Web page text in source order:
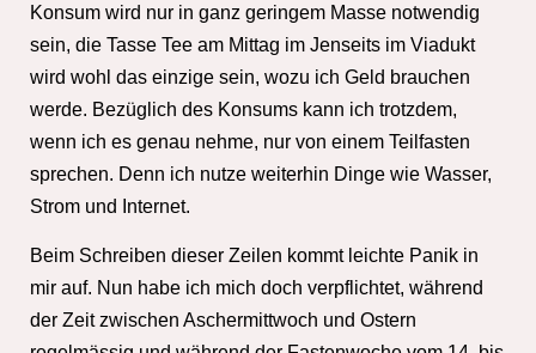
Konsum wird nur in ganz geringem Masse notwendig
sein, die Tasse Tee am Mittag im Jenseits im Viadukt
wird wohl das einzige sein, wozu ich Geld brauchen
werde. Bezüglich des Konsums kann ich trotzdem,
wenn ich es genau nehme, nur von einem Teilfasten
sprechen. Denn ich nutze weiterhin Dinge wie Wasser,
Strom und Internet.
Beim Schreiben dieser Zeilen kommt leichte Panik in
mir auf. Nun habe ich mich doch verpflichtet, während
der Zeit zwischen Aschermittwoch und Ostern